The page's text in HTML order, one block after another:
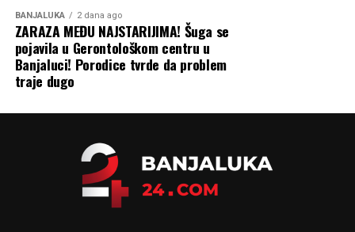
BANJALUKA 2 dana ago
ZARAZA MEĐU NAJSTARIJIMA! Šuga se
pojavila u Gerontološkom centru u
Banjaluci! Porodice tvrde da problem
traje dugo